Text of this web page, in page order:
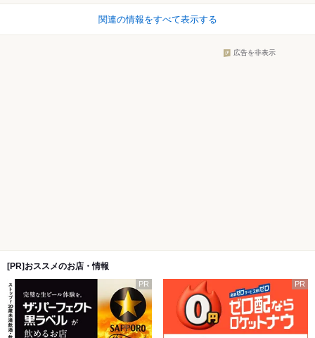
関連の情報をすべて表示する
広告を非表示
[PR]おススメのお店・情報
PR PR